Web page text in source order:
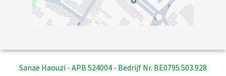
Sanae Haouzi - APB 524004 - Bedrijf Nr. BE0795.503.928